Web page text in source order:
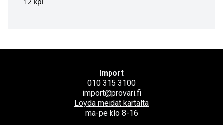
Import
010 315 3100
import@provari.fi
Löydä meidät kartalta
ma-pe klo 8-16